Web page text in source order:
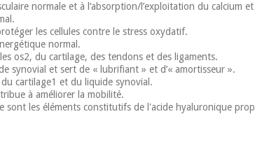
normale et à l’absorption/l’exploitation du calcium
les cellules contre le stress oxydatif.
normal.
os2, du cartilage, des tendons et des ligaments.
synovial et sert de « lubrifiant » et d’« amortisseur ».
cartilage1 et du liquide synovial.
à améliorer la mobilité.
sont les éléments constitutifs de l'acide hyaluronique